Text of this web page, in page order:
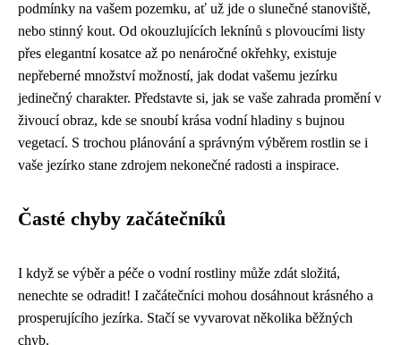
podmínky na vašem pozemku, ať už jde o slunečné stanoviště,
nebo stinný kout. Od okouzlujících leknínů s plovoucími listy
přes elegantní kosatce až po nenáročné okřehky, existuje
nepřeberné množství možností, jak dodat vašemu jezírku
jedinečný charakter. Představte si, jak se vaše zahrada promění v
živoucí obraz, kde se snoubí krása vodní hladiny s bujnou
vegetací. S trochou plánování a správným výběrem rostlin se i
vaše jezírko stane zdrojem nekonečné radosti a inspirace.
Časté chyby začátečníků
I když se výběr a péče o vodní rostliny může zdát složitá,
nenechte se odradit! I začátečníci mohou dosáhnout krásného a
prosperujícího jezírka. Stačí se vyvarovat několika běžných
chyb.